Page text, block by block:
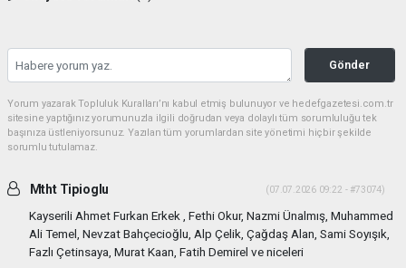
Gönder
Yorum yazarak Topluluk Kuralları’nı kabul etmiş bulunuyor ve hedefgazetesi.com.tr
sitesine yaptığınız yorumunuzla ilgili doğrudan veya dolaylı tüm sorumluluğu tek
başınıza üstleniyorsunuz. Yazılan tüm yorumlardan site yönetimi hiçbir şekilde
sorumlu tutulamaz.
Mtht Tipioglu (07.07.2026 09:22 - #73074)
Kayserili Ahmet Furkan Erkek , Fethi Okur, Nazmi Ünalmış, Muhammed
Ali Temel, Nevzat Bahçecioğlu, Alp Çelik, Çağdaş Alan, Sami Soyışık,
Fazlı Çetinsaya, Murat Kaan, Fatih Demirel ve niceleri